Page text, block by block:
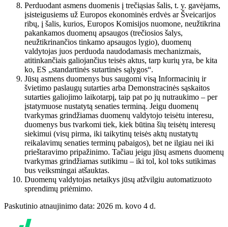
Perduodant asmens duomenis į trečiąsias šalis, t. y. gavėjams,
įsisteigusiems už Europos ekonominės erdvės ar Šveicarijos
ribų, į šalis, kurios, Europos Komisijos nuomone, neužtikrina
pakankamos duomenų apsaugos (trečiosios šalys,
neužtikrinančios tinkamo apsaugos lygio), duomenų
valdytojas juos perduoda naudodamasis mechanizmais,
atitinkančiais galiojančius teisės aktus, tarp kurių yra, be kita
ko, ES „standartinės sutartinės sąlygos“.
Jūsų asmens duomenys bus saugomi visą Informacinių ir
švietimo paslaugų sutarties arba Demonstracinės sąskaitos
sutarties galiojimo laikotarpį, taip pat po jų nutraukimo – per
įstatymuose nustatytą senaties terminą. Jeigu duomenų
tvarkymas grindžiamas duomenų valdytojo teisėtu interesu,
duomenys bus tvarkomi tiek, kiek būtina šių teisėtų interesų
siekimui (visų pirma, iki taikytinų teisės aktų nustatytų
reikalavimų senaties terminų pabaigos), bet ne ilgiau nei iki
prieštaravimo pripažinimo. Tačiau jeigu jūsų asmens duomenų
tvarkymas grindžiamas sutikimu – iki tol, kol toks sutikimas
bus veiksmingai atšauktas.
Duomenų valdytojas netaikys jūsų atžvilgiu automatizuoto
sprendimų priėmimo.
Paskutinio atnaujinimo data: 2026 m. kovo 4 d.